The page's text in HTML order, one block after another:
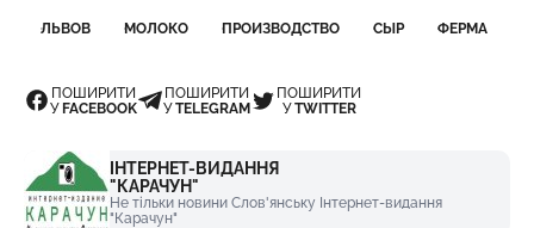
ЛЬВОВ МОЛОКО ПРОИЗВОДСТВО СЫР ФЕРМА
ПОШИРИТИ
У FACEBOOK
ПОШИРИТИ
УTELEGRAM
ПОШИРИТИ
УTWITTER
ІНТЕРНЕТ-ВИДАННЯ
"КАРАЧУН"
Не тільки новини Слов'янську Інтернет-видання
"Карачун"